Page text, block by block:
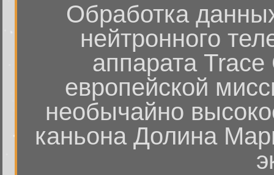
Обработка
нейтронного
аппарата
европейской
необычайно
каньона Долина